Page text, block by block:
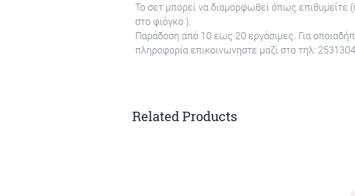
Το σετ μπορεί να διαμορφωθεί όπως επιθυμείτε
στο φιόγκο ).
Παράδοση από 10 εως 20 εργάσιμες. Για
πληροφορία επικοινωνηστε μαζί στο τηλ:
Related Products